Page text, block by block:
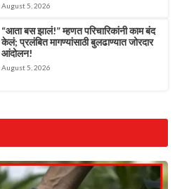
August 5, 2026
“आता बस झालं!” म्हणत परिचारिकांनी काम बंद
केलं; प्रलंबित मागण्यांसाठी बुलढाण्यात जोरदार
आंदोलन!
August 5, 2026